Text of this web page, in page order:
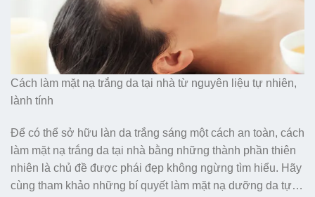
Cách làm mặt nạ trắng da tại nhà từ nguyên liệu tự nhiên,
lành tính
Để có thể sở hữu làn da trắng sáng một cách an toàn, cách
làm mặt nạ trắng da tại nhà bằng những thành phần thiên
nhiên là chủ đề được phái đẹp không ngừng tìm hiểu. Hãy
cùng tham khảo những bí quyết làm mặt nạ dưỡng da tự…